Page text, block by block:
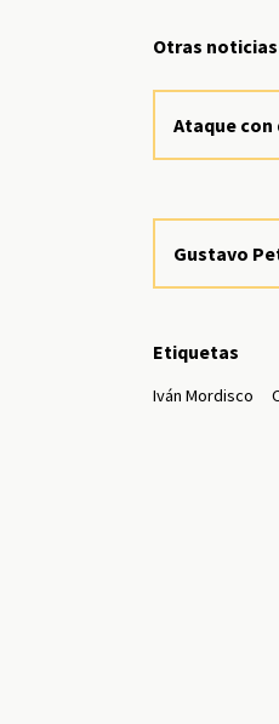
Otras noticias
Ataque
Gustavo
Etiquetas
Iván Mordisco